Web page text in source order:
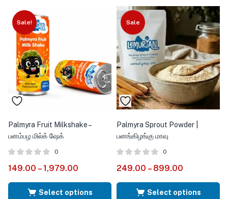
Sale!
Palmyra Fruit Milkshake –
பனம்பழ மில்க் ஷேக்
0
149.00 – 1,979.00
Select options
Sale
Palmyra Sprout Powder |
பனங்கிழங்கு மாவு
0
249.00 – 899.00
Select options